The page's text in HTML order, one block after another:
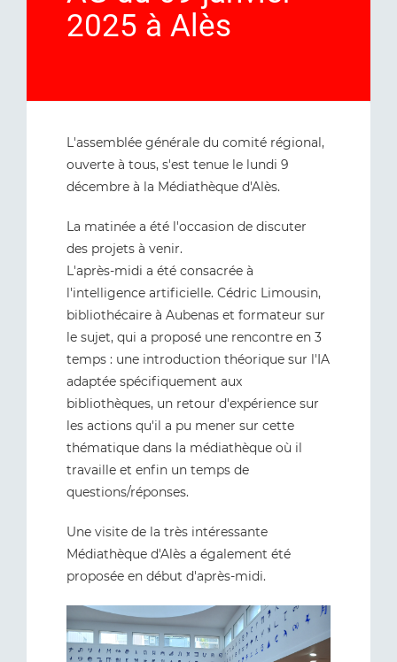
2025 à Alès
L'assemblée générale du comité régional,
ouverte à tous, s'est tenue le lundi 9
décembre à la Médiathèque d'Alès.
La matinée a été l'occasion de discuter
des projets à venir.
L'après-midi a été consacrée à
l'intelligence artificielle. Cédric Limousin,
bibliothécaire à Aubenas et formateur sur
le sujet, qui a proposé une rencontre en 3
temps : une introduction théorique sur l'IA
adaptée spécifiquement aux
bibliothèques, un retour d'expérience sur
les actions qu'il a pu mener sur cette
thématique dans la médiathèque où il
travaille et enfin un temps de
questions/réponses.
Une visite de la très intéressante
Médiathèque d'Alès a également été
proposée en début d'après-midi.